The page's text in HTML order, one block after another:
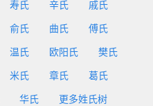
寿氏 辛氏 戚氏
俞氏 曲氏 傅氏
温氏 欧阳氏 樊氏
米氏 章氏 葛氏
华氏 更多姓氏树